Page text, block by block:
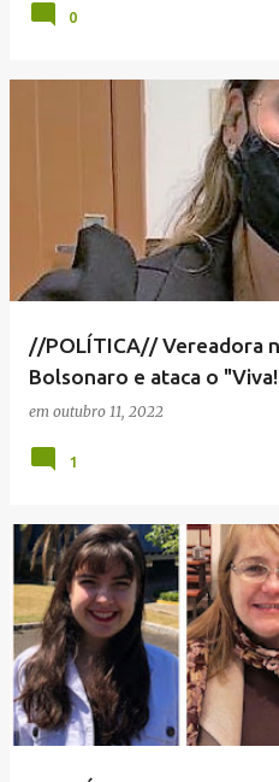
0
//POLÍTICA// Vereadora
Bolsonaro e ataca o
em outubro 11, 2022
1